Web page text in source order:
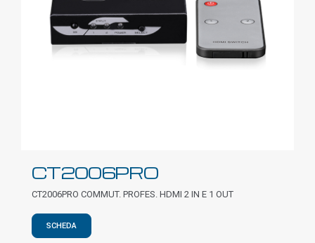
CT2006PRO
CT2006PRO COMMUT. PROFES. HDMI 2 IN E 1 OUT
SCHEDA